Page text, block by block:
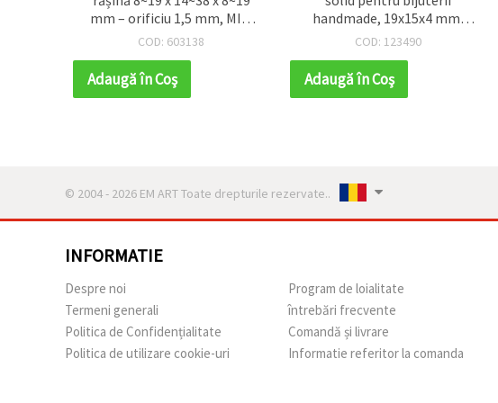
mm – orificiu 1,5 mm, MIX,
set de 5 pentru bijuterii
proiecte DIY creative
COD: 603138
Adaugă în Coş
handmade, 19x15x4 mm,
gaură 2,5 mm, roșu, 50 g
COD: 123490
Adaugă în Coş
© 2004 - 2026 EM ART Toate drepturile rezervate..
INFORMATIE
Despre noi
Termeni generali
Politica de Confidențialitate
Politica de utilizare cookie-uri
Program de loialitate
întrebări frecvente
Comandă și livrare
Informatie referitor la comanda